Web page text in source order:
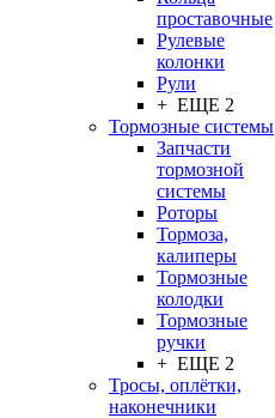
проставочные
Рулевые
колонки
Рули
+ ЕЩЕ 2
Тормозные системы
Запчасти
тормозной
системы
Роторы
Тормоза,
калиперы
Тормозные
колодки
Тормозные
ручки
+ ЕЩЕ 2
Тросы, оплётки,
наконечники